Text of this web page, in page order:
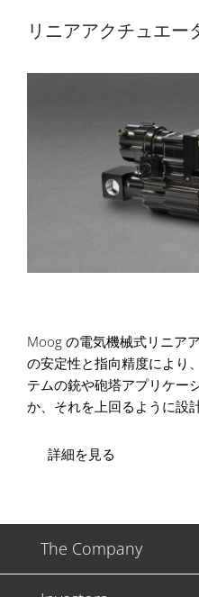
リニアアクチュエー
Moog の電気機械式リニア
の安定性と指向精度により
テムの銃や砲塔アプリケー
か、それを上回るように設
詳細を見る
The Company